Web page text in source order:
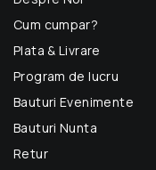
Cum cumpar?
Plata & Livrare
Program de lucru
Bauturi Evenimente
Bauturi Nunta
Retur